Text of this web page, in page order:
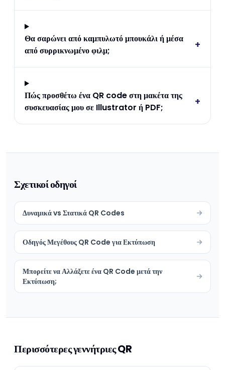
Θα σαρώνει από καμπυλωτό μπουκάλι ή μέσα
από συρρικνωμένο φιλμ;
+
Πώς προσθέτω ένα QR code στη μακέτα της
συσκευασίας μου σε Illustrator ή PDF;
+
Σχετικοί οδηγοί
Δυναμικά vs Στατικά QR Codes
Οδηγός Μεγέθους QR Code για Εκτύπωση
Μπορείτε να Αλλάξετε ένα QR Code μετά την
Εκτύπωση;
Περισσότερες γεννήτριες QR